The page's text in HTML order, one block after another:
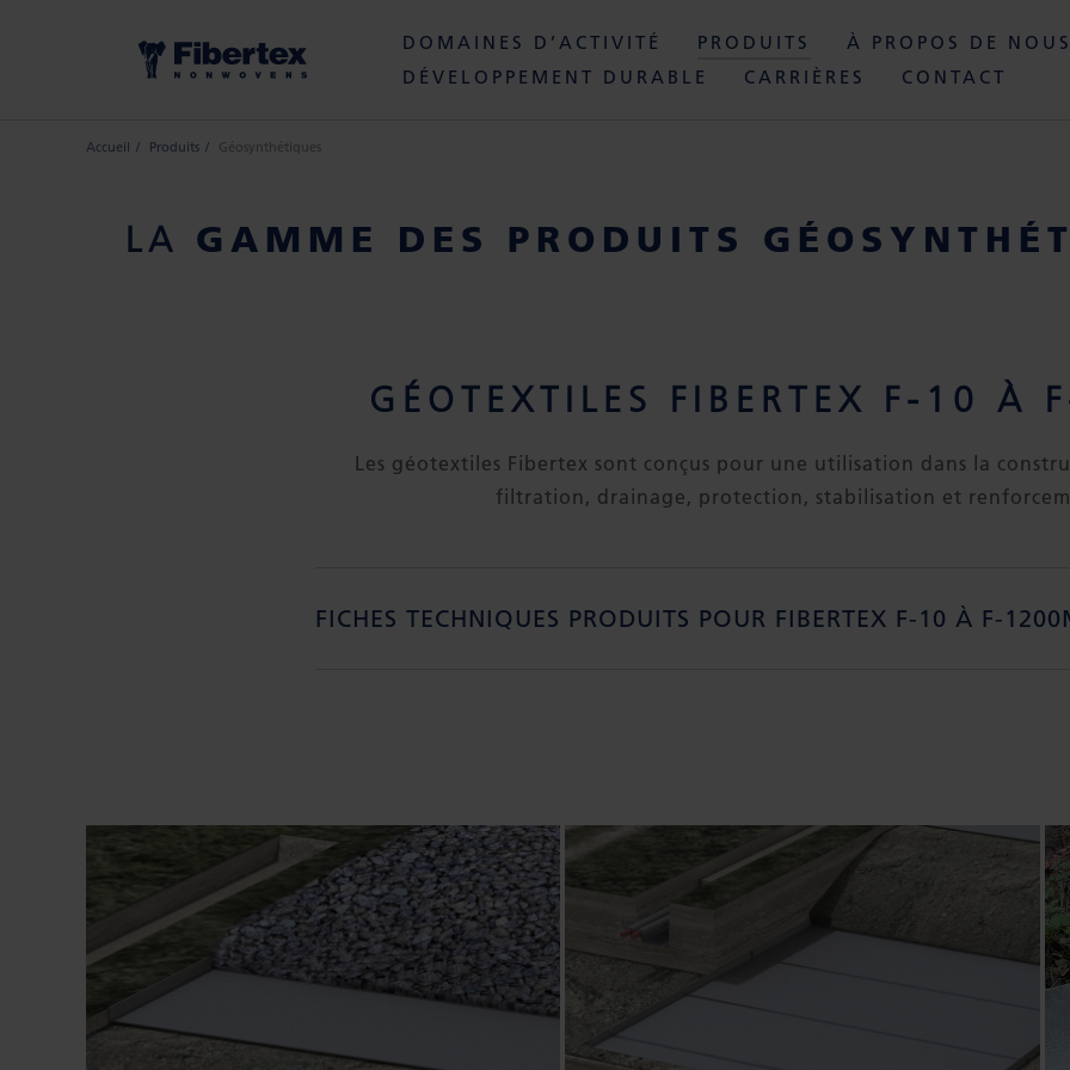
DOMAINES D’ACTIVITÉ PRODUITS
À PROPOS DE
DÉVELOPPEMENT DURABLE
CARRIÈRES CONTACT
Accueil Produits Géosynthétiques
LA GAMME DES PRODUITS
GÉOTEXTILES FIBERTEX F-10 À
Les géotextiles Fibertex sont conçus pour une utilisation dans la
filtration, drainage, protection, stabilisation et
FICHES TECHNIQUES PRODUITS POUR FIBERTEX F-10 À F-